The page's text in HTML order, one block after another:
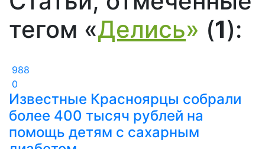
тегом «Делись» (1):
988
0
Известные Красноярцы собрали
более 400 тысяч рублей на
помощь детям с сахарным